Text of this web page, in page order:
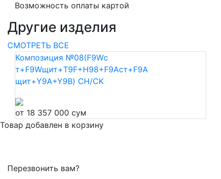
Возможность оплаты картой
Другие изделия
СМОТРЕТЬ ВСЕ
Композиция №08(F9Wс
т+F9Wщит+T9F+H98+F9Aст+F9A
щит+Y9A+Y9B) CH/CK
от 18 357 000 сум
Товар добавлен в корзину
Перезвонить вам?